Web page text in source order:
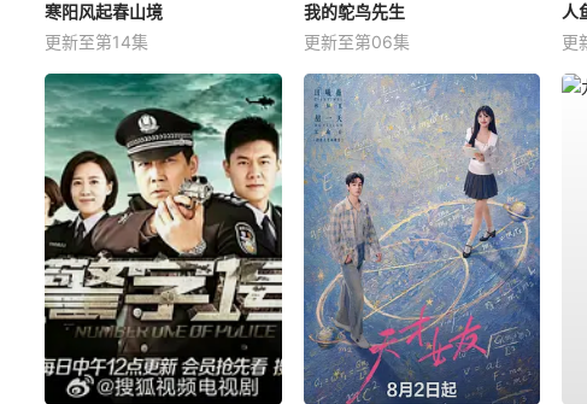
寒阳风起春山境
更新至第14集
我的鸵鸟先生
更新至第06集
人
更